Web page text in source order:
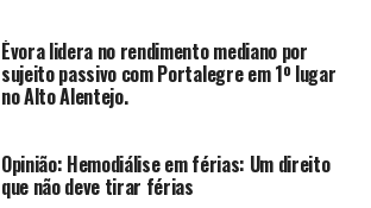
Évora lidera no rendimento mediano por
sujeito passivo com Portalegre em 1º lugar
no Alto Alentejo.
Opinião: Hemodiálise em férias: Um direito
que não deve tirar férias